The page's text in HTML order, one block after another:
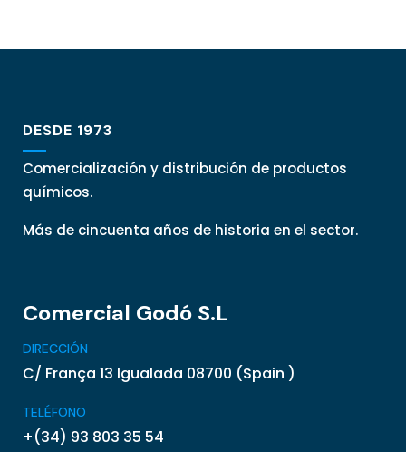
DESDE 1973
Comercialización y distribución de productos
químicos.
Más de cincuenta años de historia en el sector.
Comercial Godó S.L
DIRECCIÓN
C/ França 13 Igualada 08700 (Spain )
TELÉFONO
+(34) 93 803 35 54